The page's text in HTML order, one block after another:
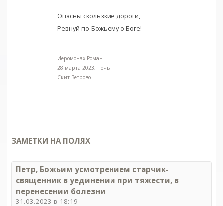
Опасны скользкие дороги,
Ревнуй по-Божьему о Боге!
Иеромонах Роман
28 марта 2023, ночь
Скит Ветрово
ЗАМЕТКИ НА ПОЛЯХ
Петр, Божьим усмотрением старчик-
священник в уединении при тяжести, в
перенесении болезни
31.03.2023 в 18:19